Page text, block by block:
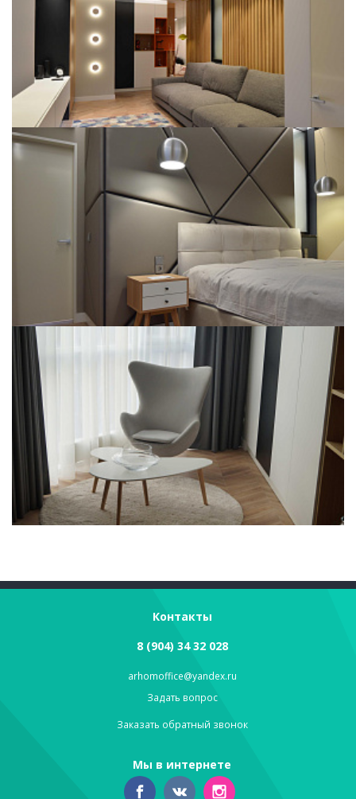
Контакты
8 (904) 34 32 028
arhomoffice@yandex.ru
Задать вопрос
Заказать обратный звонок
Мы в интернете